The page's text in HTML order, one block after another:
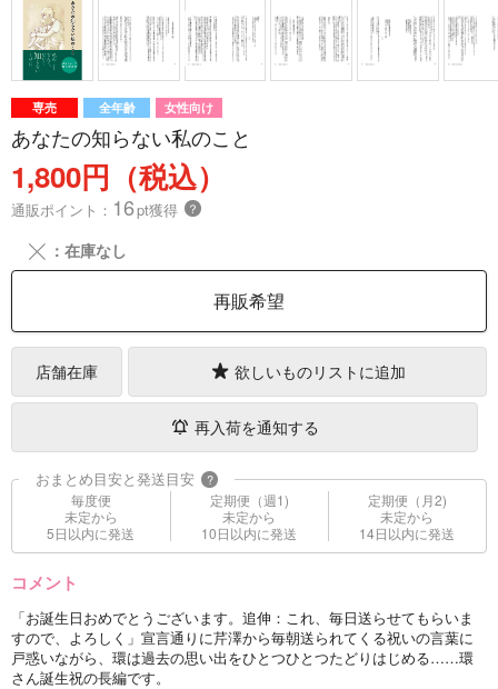
専売 全年齢 女性向け
あなたの知らない私のこと
1,800円（税込）
通販ポイント： 16pt獲得 ？
╳ ：在庫なし
再販希望
店舗在庫 欲しいものリストに追加
再入荷を通知する
おまとめ目安と発送目安 ?
毎度便
未定から
5日以内に発送
定期便（週1)
未定から
10日以内に発送
定期便（月2)
未定から
14日以内に発送
コメント
「お誕生日おめでとうございます。追伸：これ、毎日送らせてもらいま
すので、よろしく」宣言通りに芹澤から毎朝送られてくる祝いの言葉に
戸惑いながら、環は過去の思い出をひとつひとつたどりはじめる……環
さん誕生祝の長編です。